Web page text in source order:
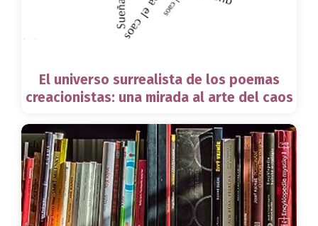
El universo surrealista de los poemas
creacionistas: una mirada al arte del caos